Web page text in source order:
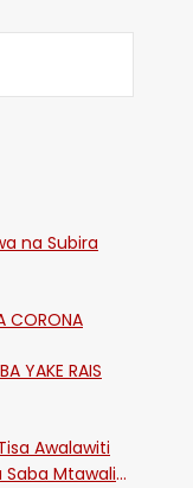
na Subira
CORONA
Awalawiti
Saba Mtawalia